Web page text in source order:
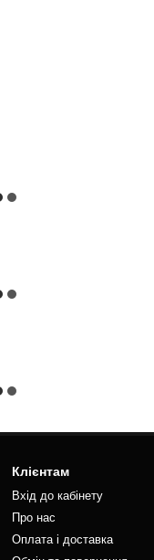
Клієнтам
Вхід до кабінету
Про нас
Оплата і доставка